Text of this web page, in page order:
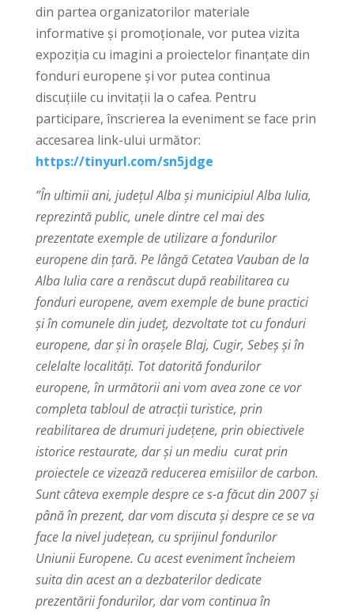
din partea organizatorilor materiale
informative și promoționale, vor putea vizita
expoziția cu imagini a proiectelor finanțate din
fonduri europene și vor putea continua
discuțiile cu invitații la o cafea. Pentru
participare, înscrierea la eveniment se face prin
accesarea link-ului următor:
https://tinyurl.com/sn5jdge
”În ultimii ani, județul Alba și municipiul Alba Iulia,
reprezintă public, unele dintre cel mai des
prezentate exemple de utilizare a fondurilor
europene din țară. Pe lângă Cetatea Vauban de la
Alba Iulia care a renăscut după reabilitarea cu
fonduri europene, avem exemple de bune practici
și în comunele din județ, dezvoltate tot cu fonduri
europene, dar și în orașele Blaj, Cugir, Sebeș și în
celelalte localități. Tot datorită fondurilor
europene, în următorii ani vom avea zone ce vor
completa tabloul de atracții turistice, prin
reabilitarea de drumuri județene, prin obiectivele
istorice restaurate, dar și un mediu curat prin
proiectele ce vizează reducerea emisiilor de carbon.
Sunt câteva exemple despre ce s-a făcut din 2007 și
până în prezent, dar vom discuta și despre ce se va
face la nivel județean, cu sprijinul fondurilor
Uniunii Europene. Cu acest eveniment încheiem
suita din acest an a dezbaterilor dedicate
prezentării fondurilor, dar vom continua în